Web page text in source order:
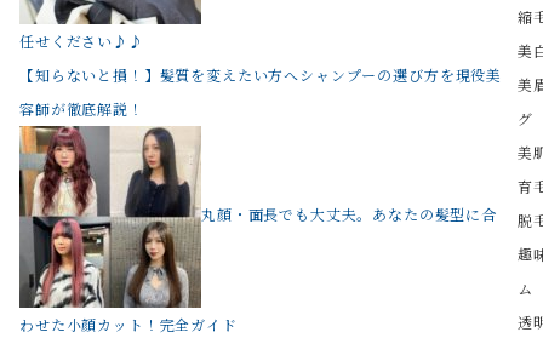
任せください♪♪
【知らないと損！】髪質を変えたい方へシャンプーの選び方を現役美
容師が徹底解説！
丸顔・面長でも大丈夫。あなたの髪型に合
わせた小顔カット！完全ガイド
縮
美
美
グ
美
育
脱
趣
ム
透